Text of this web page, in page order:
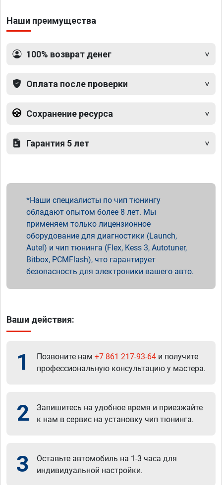
Наши преимущества
100% возврат денег
Оплата после проверки
Сохранение ресурса
Гарантия 5 лет
Наши специалисты по чип тюнингу
обладают опытом более 8 лет. Мы
применяем только лицензионное
оборудование для диагностики (Launch,
Autel) и чип тюнинга (Flex, Kess 3, Autotuner,
Bitbox, PCMFlash), что гарантирует
безопасность для электроники вашего авто.
Ваши действия:
1 Позвоните нам +7 861 217-93-64 и получите
профессиональную консультацию у мастера.
2
Запишитесь на удобное время и приезжайте
к нам в сервис на установку чип тюнинга.
3
Оставьте автомобиль на 1-3 часа для
индивидуальной настройки.